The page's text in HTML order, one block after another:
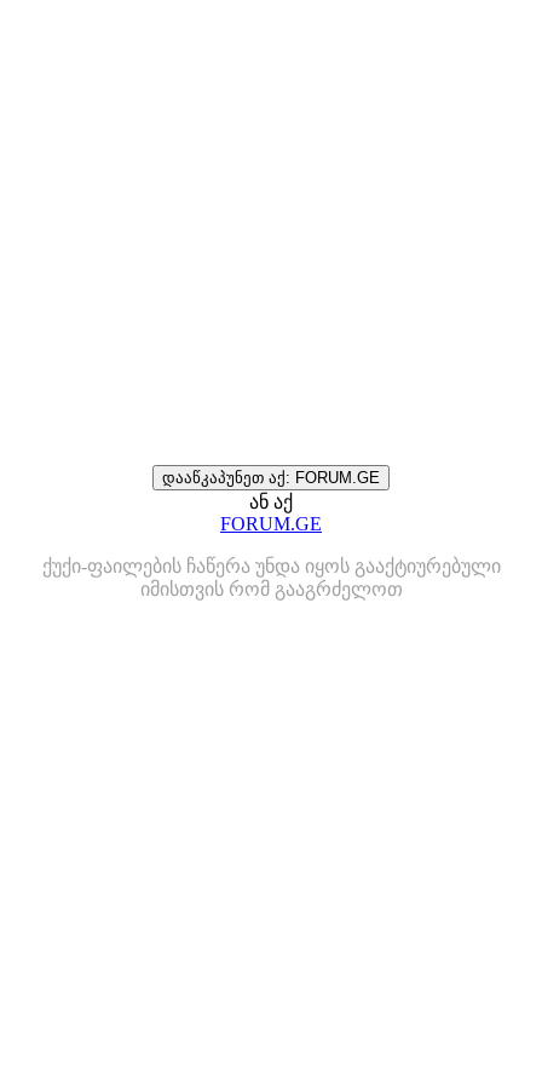
დააწკაპუნეთ აქ: FORUM.GE
ან აქ
FORUM.GE
ქუქი-ფაილების ჩაწერა უნდა იყოს გააქტიურებული
იმისთვის რომ გააგრძელოთ